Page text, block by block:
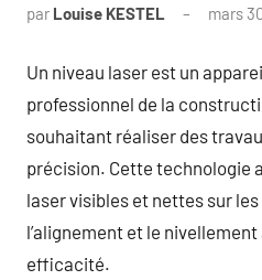
par Louise KESTEL mars
Un niveau laser est un
professionnel de la
souhaitant réaliser des
précision. Cette technologie
laser visibles et nettes sur
l’alignement et le
efficacité.